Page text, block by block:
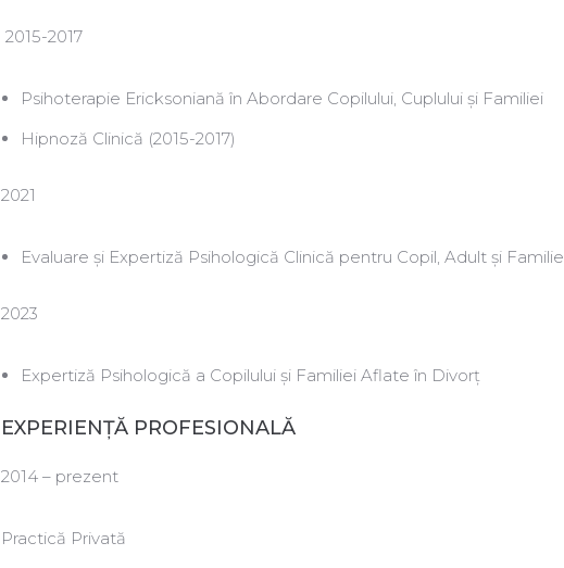
2015-2017
Psihoterapie Ericksoniană în Abordare Copilului, Cuplului și Familiei
Hipnoză Clinică (2015-2017)
2021
Evaluare și Expertiză Psihologică Clinică pentru Copil, Adult și Familie
2023
Expertiză Psihologică a Copilului și Familiei Aflate în Divorț
EXPERIENȚĂ PROFESIONALĂ
2014 – prezent
Practică Privată